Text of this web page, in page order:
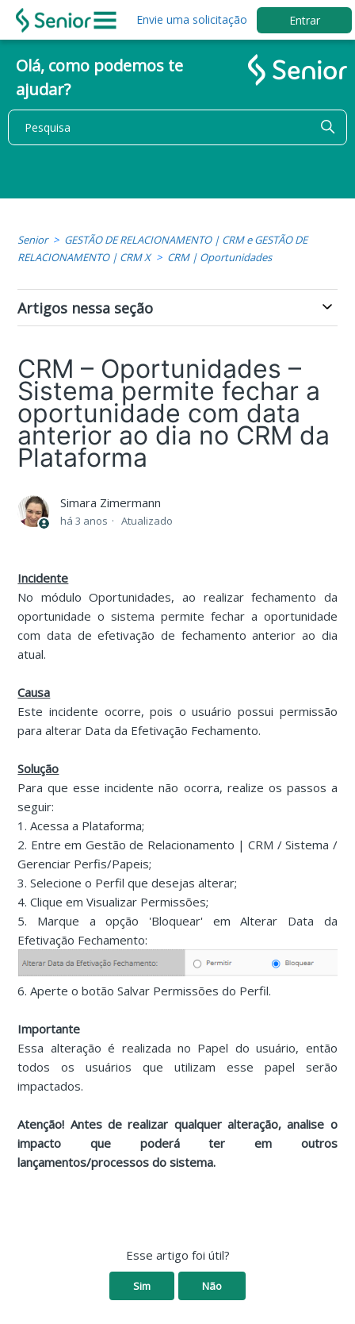
Envie uma solicitação Entrar
Olá, como podemos te
ajudar?
Senior
GESTÃO DE RELACIONAMENTO | CRM e GESTÃO DE
RELACIONAMENTO | CRM X
CRM | Oportunidades
Artigos nessa seção
CRM – Oportunidades –
Sistema permite fechar a
oportunidade com data
anterior ao dia no CRM da
Plataforma
Simara Zimermann
há 3 anos Atualizado
Incidente
No módulo Oportunidades, ao realizar fechamento da
oportunidade o sistema permite fechar a oportunidade
com data de efetivação de fechamento anterior ao dia
atual.
Causa
Este incidente ocorre, pois o usuário possui permissão
para alterar Data da Efetivação Fechamento.
Solução
Para que esse incidente não ocorra, realize os passos a
seguir:
1. Acessa a Plataforma;
2. Entre em Gestão de Relacionamento | CRM / Sistema /
Gerenciar Perfis/Papeis;
3. Selecione o Perfil que desejas alterar;
4. Clique em Visualizar Permissões;
5. Marque a opção 'Bloquear' em Alterar Data da
Efetivação Fechamento:
6. Aperte o botão Salvar Permissões do Perfil.
Importante
Essa alteração é realizada no Papel do usuário, então
todos os usuários que utilizam esse papel serão
impactados.
Atenção! Antes de realizar qualquer alteração, analise o
impacto que poderá ter em outros
lançamentos/processos do sistema.
Esse artigo foi útil?
Sim Não